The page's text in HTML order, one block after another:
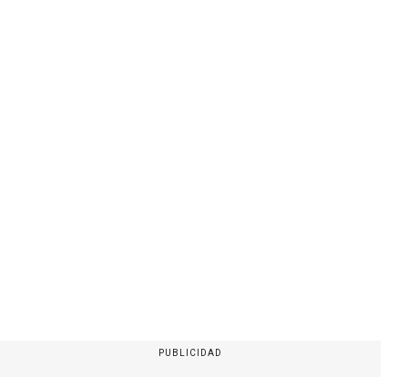
PUBLICIDAD